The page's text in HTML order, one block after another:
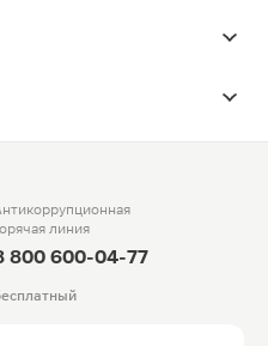
линия
800 600-04-77